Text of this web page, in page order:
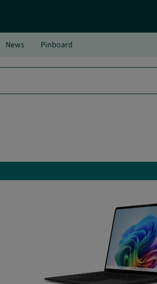
News Pinboard